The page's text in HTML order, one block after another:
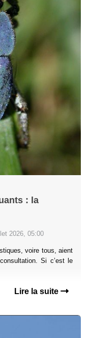
: la
2026, 05:00
voire tous, aient
Si c’est le
Lire la suite